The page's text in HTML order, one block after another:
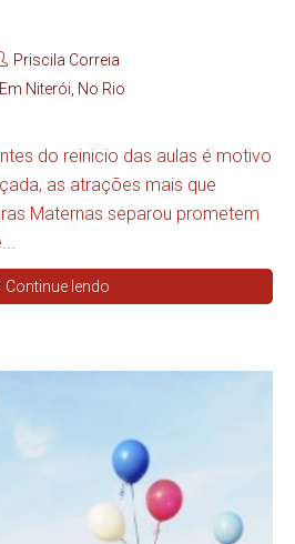
Priscila Correia
Em Niterói No Rio
do reinicio das aulas é motivo
as atrações mais que
Maternas separou prometem
Continue lendo